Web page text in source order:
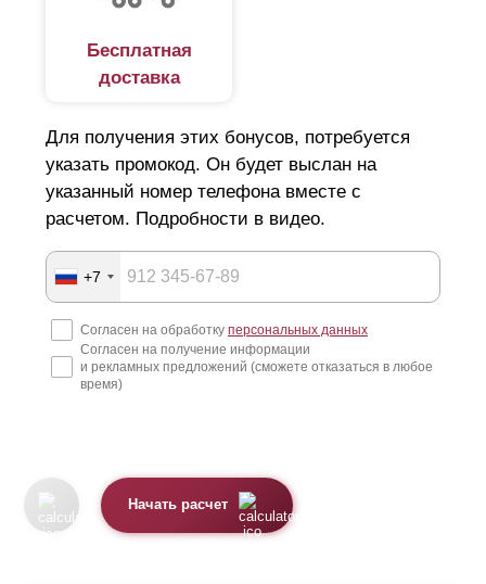
Бесплатная
доставка
Для получения этих бонусов, потребуется
указать промокод. Он будет выслан на
указанный номер телефона вместе с
расчетом. Подробности в видео.
+7
Согласен на обработку персональных данных
Согласен на получение информации
и рекламных предложений (сможете отказаться в любое
время)
Начать расчет